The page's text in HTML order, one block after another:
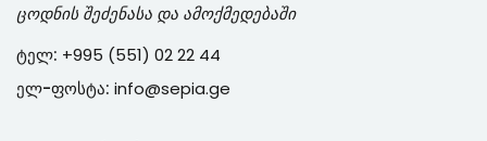
ცოდნის შეძენასა და ამოქმედებაში
ტელ: +995 (551) 02 22 44
ელ-ფოსტა: info@sepia.ge